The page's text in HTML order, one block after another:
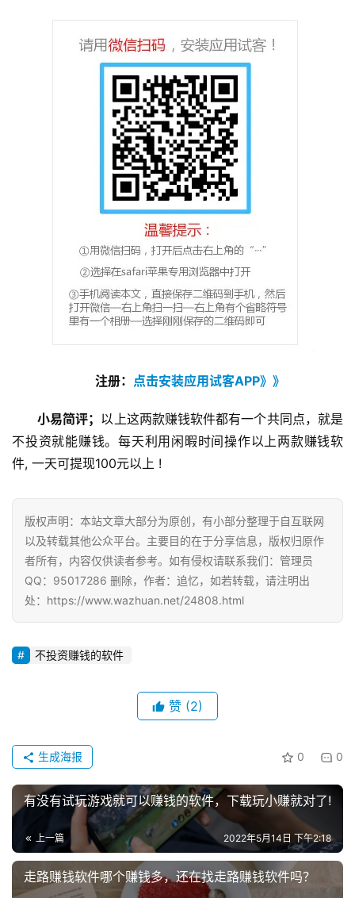
注册
注册： 点击安装应用试客APP》》
小易简评； 以上这两款赚钱软件都有一个共同点，就是
不投资就能赚钱。每天利用闲暇时间操作以上两款赚钱软
件, 一天可提现100元以上 !
版权声明：本站文章大部分为原创，有小部分整理于自互联网
以及转载其他公众平台。主要目的在于分享信息，版权归原作
者所有，内容仅供读者参考。如有侵权请联系我们：管理员
QQ：95017286 删除，作者：追忆，如若转载，请注明出
处：https://www.wazhuan.net/24808.html
不投资赚钱的软件
赞 (2)
0 0
生成海报
有没有试玩游戏就可以赚钱的软件，下载玩小赚就对了!
上一篇 2022年5月14日 下午2:18
走路赚钱软件哪个赚钱多，还在找走路赚钱软件吗？